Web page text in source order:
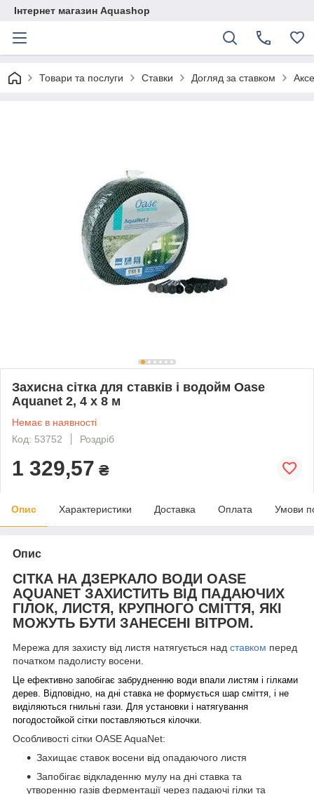
Інтернет магазин Aquashop
Товари та послуги Ставки Догляд за ставком
Захисна сітка для ставків і водойм Oase
Aquanet 2, 4 x 8 м
Немає в наявності
Код: 53752
Роздріб
1 329,57 ₴
Опис Характеристики Доставка Оплата Умови
Опис
СІТКА НА ДЗЕРКАЛО ВОДИ OASE
AQUANET ЗАХИСТИТЬ ВІД ПАДАЮЧИХ
ГІЛОК, ЛИСТЯ, КРУПНОГО СМІТТЯ, ЯКІ
МОЖУТЬ БУТИ ЗАНЕСЕНІ ВІТРОМ.
Мережа для захисту від листя натягується над ставком перед
початком падолисту восени.
Це ефективно запобігає забрудненню води впали листям і гілками
дерев. Відповідно, на дні ставка не формується шар сміття, і не
виділяються гнильні гази. Для установки і натягування
погодостойкой сітки поставляються кілочки.
Особливості сітки OASE AquaNet:
Захищає ставок восени від опадаючого листя
Запобігає відкладенню мулу на дні ставка та
утворенню газів ферментації через падаючі гілки та